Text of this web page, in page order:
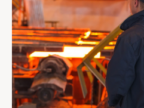
Devenir Membre
Actualités